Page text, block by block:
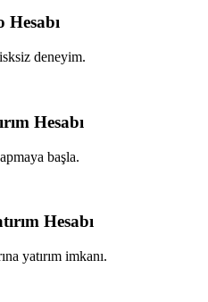
Hesabı
deneyim.
Hesabı
başla.
Hesabı
yatırım imkanı.